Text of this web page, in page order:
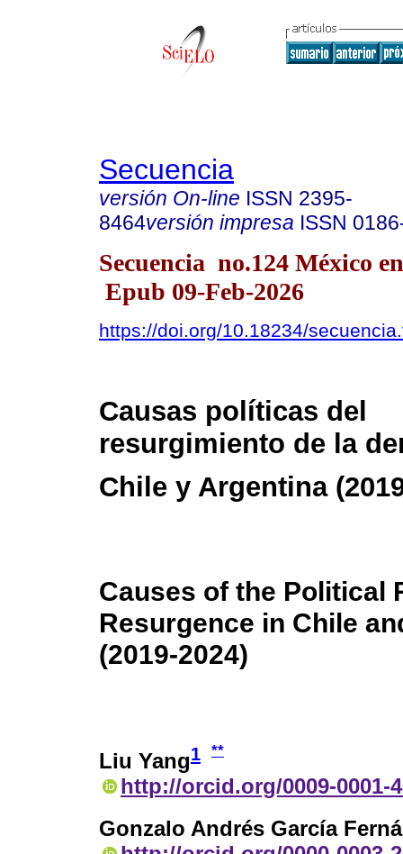
Secuencia
versión On-line ISSN 2395-
8464versión impresa ISSN
Secuencia no.124 México
Epub 09-Feb-2026
https://doi.org/10.18234/
Causas políticas del
resurgimiento de la
Chile y Argentina
Causes of the Political
Resurgence in Chile
(2019-2024)
Liu Yang1 **
http://orcid.org/0009-0001-
Gonzalo Andrés García